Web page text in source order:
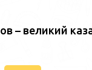
– великий